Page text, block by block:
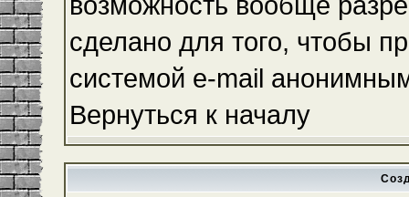
сделано для того, чтобы
системой e-mail
Вернуться к началу